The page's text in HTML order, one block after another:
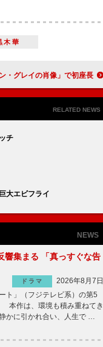
木華
きていく」 「ドリアン・グレイの肖像」で初座長
RELATED NEWS
チ
大エビフライ
NEWS
響集まる 「真っすぐな告
ドラマ
2026年8月7日
ト」（フジテレビ系）の第5
本作は、環境も積み重ねてき
かに引かれ合い、人生で …